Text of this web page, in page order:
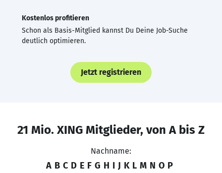
Kostenlos profitieren
Schon als Basis-Mitglied kannst Du Deine Job-Suche
deutlich optimieren.
Jetzt registrieren
21 Mio. XING Mitglieder, von A bis Z
Nachname:
A B C D E F G H I J K L M N O P